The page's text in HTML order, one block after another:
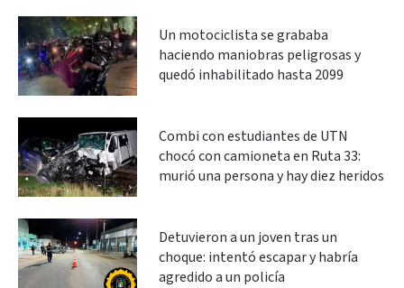
Un motociclista se grababa
haciendo maniobras peligrosas y
quedó inhabilitado hasta 2099
Combi con estudiantes de UTN
chocó con camioneta en Ruta 33:
murió una persona y hay diez heridos
Detuvieron a un joven tras un
choque: intentó escapar y habría
agredido a un policía